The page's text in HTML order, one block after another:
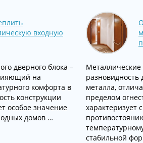
входную
дверного блока –
на
комфорта в
конструкции
особое значение
домов …
разновидность
металла,
пределом
характеризует
стабильной